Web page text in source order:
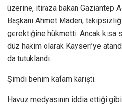
üzerine, itiraza bakan Gaziantep
Başkanı Ahmet Maden,
gerektiğine hükmetti. Ancak kısa
düz hakim olarak Kayseri’ye
da tutuklandı.
Şimdi benim kafam karıştı.
Havuz medyasının iddia ettiği